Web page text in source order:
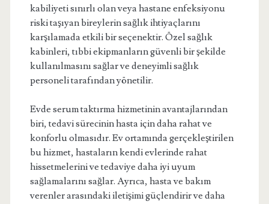
kabiliyeti sınırlı olan veya hastane enfeksiyonu
riski taşıyan bireylerin sağlık ihtiyaçlarını
karşılamada etkili bir seçenektir. Özel sağlık
kabinleri, tıbbi ekipmanların güvenli bir şekilde
kullanılmasını sağlar ve deneyimli sağlık
personeli tarafından yönetilir.
Evde serum taktırma hizmetinin avantajlarından
biri, tedavi sürecinin hasta için daha rahat ve
konforlu olmasıdır. Ev ortamında gerçekleştirilen
bu hizmet, hastaların kendi evlerinde rahat
hissetmelerini ve tedaviye daha iyi uyum
sağlamalarını sağlar. Ayrıca, hasta ve bakım
verenler arasındaki iletişimi güçlendirir ve daha